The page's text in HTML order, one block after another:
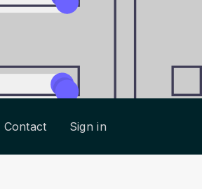
Contact Sign in